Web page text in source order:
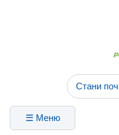
Стани
☰ Меню